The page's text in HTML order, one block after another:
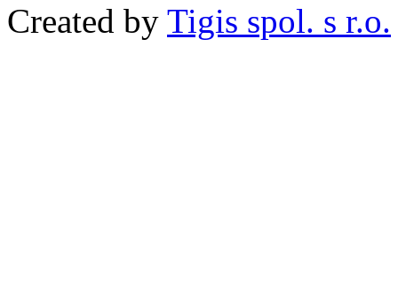
Created by Tigis spol. s r.o.